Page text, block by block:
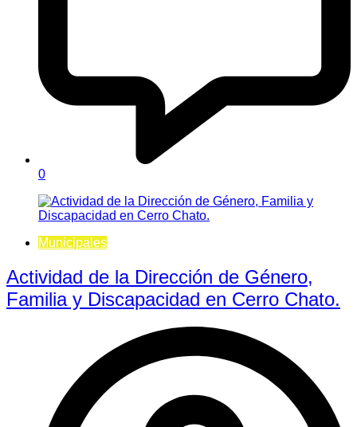
0
Municipales
Actividad de la Dirección de Género,
Familia y Discapacidad en Cerro Chato.